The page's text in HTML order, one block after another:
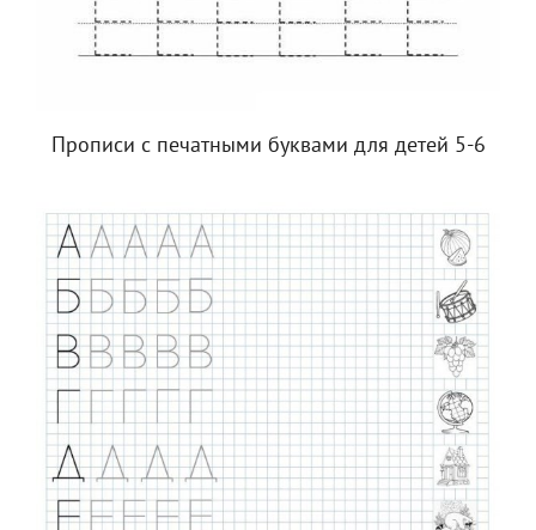
Прописи с печатными буквами для детей 5-6